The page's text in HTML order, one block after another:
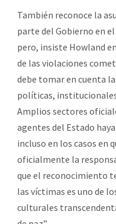
También reconoce la
parte del Gobierno en
pero, insiste Howland
de las violaciones
debe tomar en cuenta
políticas,
Amplios sectores
agentes del Estado
incluso en los casos en
oficialmente la
que el reconocimiento
las víctimas es uno de
culturales